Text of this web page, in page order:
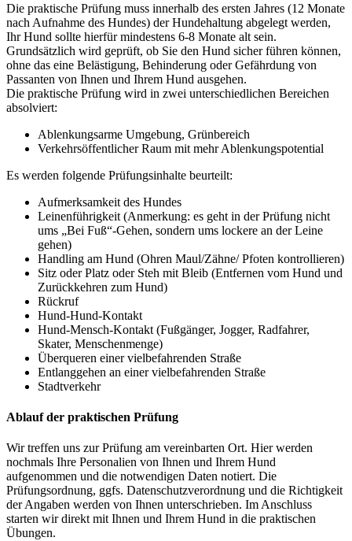
Die praktische Prüfung muss innerhalb des ersten Jahres (12 Monate
nach Aufnahme des Hundes) der Hundehaltung abgelegt werden,
Ihr Hund sollte hierfür mindestens 6-8 Monate alt sein.
Grundsätzlich wird geprüft, ob Sie den Hund sicher führen können,
ohne das eine Belästigung, Behinderung oder Gefährdung von
Passanten von Ihnen und Ihrem Hund ausgehen.
Die praktische Prüfung wird in zwei unterschiedlichen Bereichen
absolviert:
Ablenkungsarme Umgebung, Grünbereich
Verkehrsöffentlicher Raum mit mehr Ablenkungspotential
Es werden folgende Prüfungsinhalte beurteilt:
Aufmerksamkeit des Hundes
Leinenführigkeit (Anmerkung: es geht in der Prüfung nicht
ums „Bei Fuß“-Gehen, sondern ums lockere an der Leine
gehen)
Handling am Hund (Ohren Maul/Zähne/ Pfoten kontrollieren)
Sitz oder Platz oder Steh mit Bleib (Entfernen vom Hund und
Zurückkehren zum Hund)
Rückruf
Hund-Hund-Kontakt
Hund-Mensch-Kontakt (Fußgänger, Jogger, Radfahrer,
Skater, Menschenmenge)
Überqueren einer vielbefahrenden Straße
Entlanggehen an einer vielbefahrenden Straße
Stadtverkehr
Ablauf der praktischen Prüfung
Wir treffen uns zur Prüfung am vereinbarten Ort. Hier werden
nochmals Ihre Personalien von Ihnen und Ihrem Hund
aufgenommen und die notwendigen Daten notiert. Die
Prüfungsordnung, ggfs. Datenschutzverordnung und die Richtigkeit
der Angaben werden von Ihnen unterschrieben. Im Anschluss
starten wir direkt mit Ihnen und Ihrem Hund in die praktischen
Übungen.